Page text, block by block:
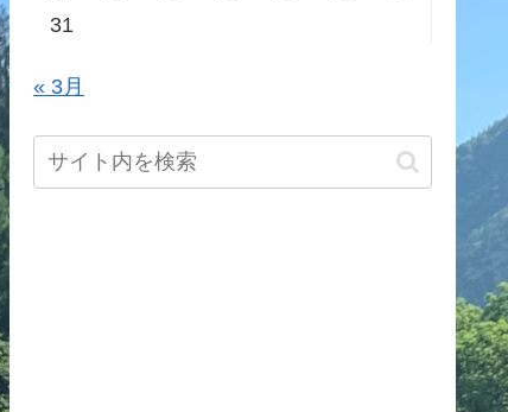
31
« 3月